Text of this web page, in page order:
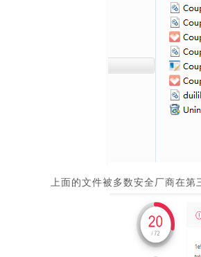
上面的文件被多数安全厂商在第